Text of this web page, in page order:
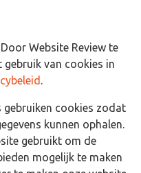
Website Review te
van cookies in
.
gebruiken cookies zodat
kunnen ophalen.
gebruikt om de
mogelijk te maken